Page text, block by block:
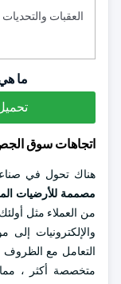
العقبات والتحديات
ما
اتجاهات سوق
هناك تحول في
مصممة للأرضيات
من العملاء مثل
والإلكترونيات إلى
التعامل مع الظروف
متخصصة أكثر ،